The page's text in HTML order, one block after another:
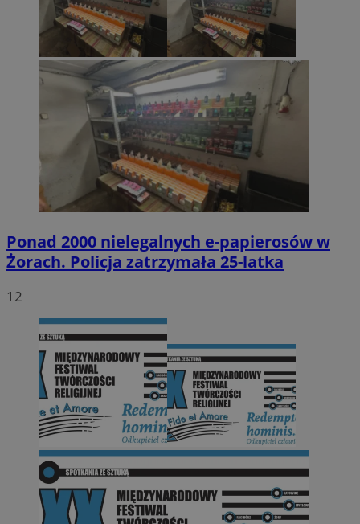
Ponad 2000 nielegalnych e-papierosów w
Żorach. Policja zatrzymała 25-latka
12